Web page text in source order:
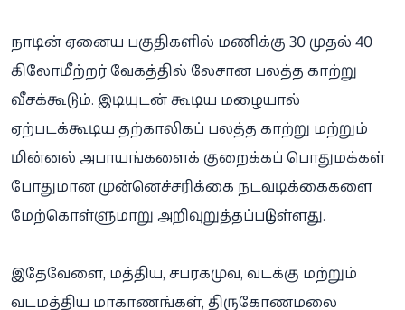
நாட்டின் ஏனைய பகுதிகளில் மணிக்கு 30 முதல் 40
கிலோமீற்றர் வேகத்தில் லேசான பலத்த காற்று
வீசக்கூடும். இடியுடன் கூடிய மழையால்
ஏற்படக்கூடிய தற்காலிகப் பலத்த காற்று மற்றும்
மின்னல் அபாயங்களைக் குறைக்கப் பொதுமக்கள்
போதுமான முன்னெச்சரிக்கை நடவடிக்கைகளை
மேற்கொள்ளுமாறு அறிவுறுத்தப்பட்டுள்ளது.
இதேவேளை, மத்திய, சபரகமுவ, வடக்கு மற்றும்
வடமத்திய மாகாணங்கள், திருகோணமலை